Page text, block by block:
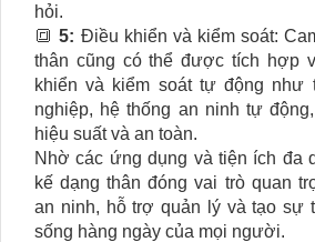
hỏi.
🔳5: Điều khiển và kiểm soát:
thân cũng có thể được tích hợp
khiển và kiểm soát tự động như
nghiệp, hệ thống an ninh tự
hiệu suất và an toàn.
Nhờ các ứng dụng và tiện ích đa
kế dạng thân đóng vai trò quan
an ninh, hỗ trợ quản lý và tạo sự
sống hàng ngày của mọi người.